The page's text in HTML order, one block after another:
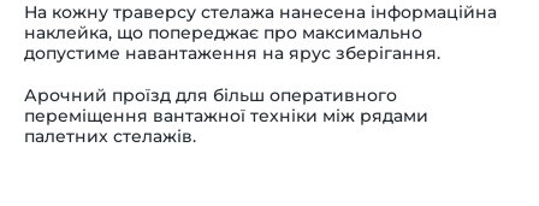
На кожну траверсу стелажа нанесена інформаційна
наклейка, що попереджає про максимально
допустиме навантаження на ярус зберігання.
Арочний проїзд для більш оперативного
переміщення вантажної техніки між рядами
палетних стелажів.